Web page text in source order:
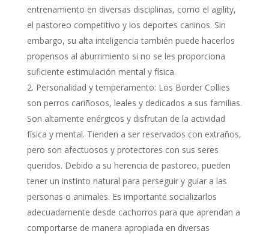
entrenamiento en diversas disciplinas, como el agility,
el pastoreo competitivo y los deportes caninos. Sin
embargo, su alta inteligencia también puede hacerlos
propensos al aburrimiento si no se les proporciona
suficiente estimulación mental y física.
Personalidad y temperamento: Los Border Collies
son perros cariñosos, leales y dedicados a sus familias.
Son altamente enérgicos y disfrutan de la actividad
física y mental. Tienden a ser reservados con extraños,
pero son afectuosos y protectores con sus seres
queridos. Debido a su herencia de pastoreo, pueden
tener un instinto natural para perseguir y guiar a las
personas o animales. Es importante socializarlos
adecuadamente desde cachorros para que aprendan a
comportarse de manera apropiada en diversas